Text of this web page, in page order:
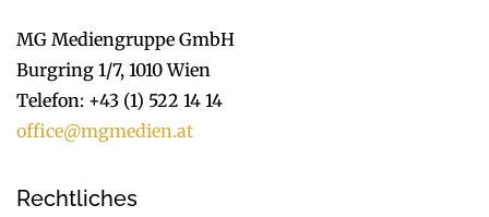
MG Mediengruppe GmbH
Burgring 1/7, 1010 Wien
Telefon: +43 (1) 522 14 14
office@mgmedien.at
Rechtliches